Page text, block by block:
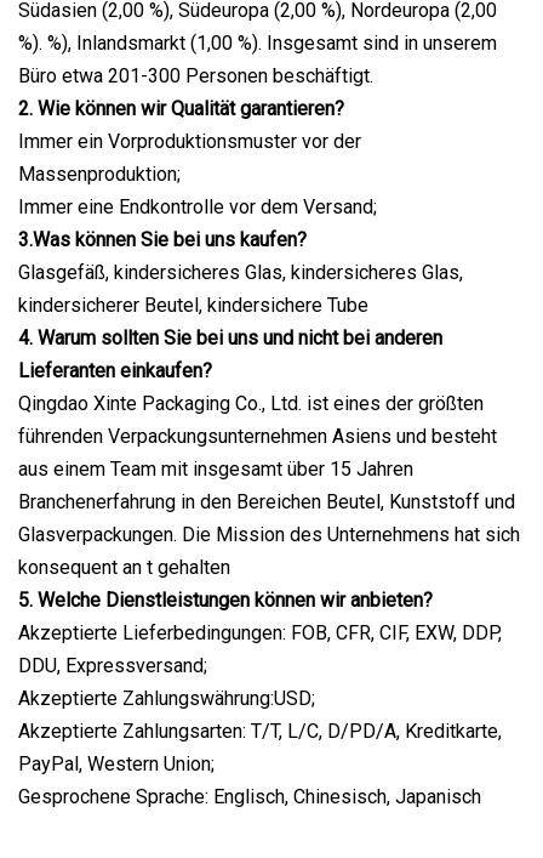
Südasien (2,00 %), Südeuropa (2,00 %), Nordeuropa (2,00
%). %), Inlandsmarkt (1,00 %). Insgesamt sind in unserem
Büro etwa 201-300 Personen beschäftigt.
2. Wie können wir Qualität garantieren?
Immer ein Vorproduktionsmuster vor der
Massenproduktion;
Immer eine Endkontrolle vor dem Versand;
3.Was können Sie bei uns kaufen?
Glasgefäß, kindersicheres Glas, kindersicheres Glas,
kindersicherer Beutel, kindersichere Tube
4. Warum sollten Sie bei uns und nicht bei anderen
Lieferanten einkaufen?
Qingdao Xinte Packaging Co., Ltd. ist eines der größten
führenden Verpackungsunternehmen Asiens und besteht
aus einem Team mit insgesamt über 15 Jahren
Branchenerfahrung in den Bereichen Beutel, Kunststoff und
Glasverpackungen. Die Mission des Unternehmens hat sich
konsequent an t gehalten
5. Welche Dienstleistungen können wir anbieten?
Akzeptierte Lieferbedingungen: FOB, CFR, CIF, EXW, DDP,
DDU, Expressversand;
Akzeptierte Zahlungswährung:USD;
Akzeptierte Zahlungsarten: T/T, L/C, D/PD/A, Kreditkarte,
PayPal, Western Union;
Gesprochene Sprache: Englisch, Chinesisch, Japanisch